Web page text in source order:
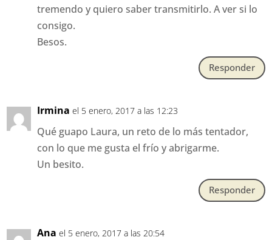
tremendo y quiero saber transmitirlo. A ver si lo
consigo.
Besos.
Responder
Irmina el 5 enero, 2017 a las 12:23
Qué guapo Laura, un reto de lo más tentador,
con lo que me gusta el frío y abrigarme.
Un besito.
Responder
Ana el 5 enero, 2017 a las 20:54